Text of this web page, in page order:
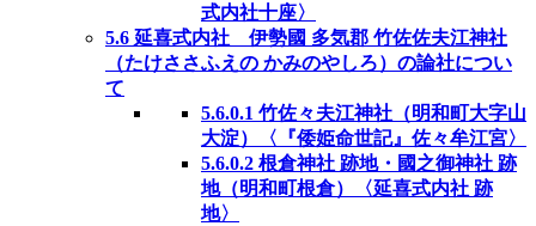
式内社十座〉
5.6 延喜式内社 伊勢國 多気郡 竹佐佐夫江神社
（たけささふえの かみのやしろ）の論社につい
て
5.6.0.1 竹佐々夫江神社（明和町大字山
大淀）〈『倭姫命世記』佐々牟江宮〉
5.6.0.2 根倉神社 跡地・國之御神社 跡
地（明和町根倉）〈延喜式内社 跡
地〉